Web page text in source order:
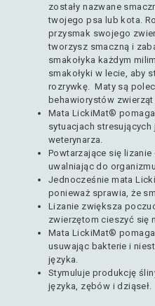
zostały nazwane
twojego psa lub kota.
przysmak swojego
tworzysz smaczną i
smakołyka każdym
smakołyki w lecie, aby
rozrywkę. Maty są
behawiorystów zwierząt
Mata LickiMat®
sytuacjach stresujących
weterynarza.
Powtarzające się lizanie
uwalniając do
Jednocześnie mata
ponieważ sprawia, że
Lizanie zwiększa
zwierzętom cieszyć się
Mata LickiMat®
usuwając bakterie i
języka.
Stymuluje produkcję
języka, zębów i dziąseł.